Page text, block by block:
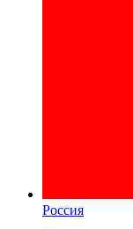
Россия